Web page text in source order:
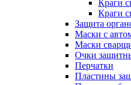
Краги
Краги
Защита
Маски с
Маски
Очки
Перчатки
Пластины